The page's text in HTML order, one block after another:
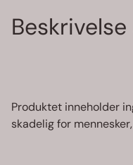
Produktet inneholder
skadelig for